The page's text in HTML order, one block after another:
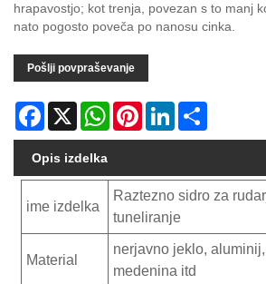
hrapavostjo; kot trenja, povezan s to manj
nato pogosto poveča po nanosu cinka.
Pošlji povpraševanje
Facebook
X WhatsAppPinterestLinkedIn
Opis izdelka
ime izdelka
Raztezno sidro za
tuneliranje
Material
nerjavno jeklo,
medenina itd